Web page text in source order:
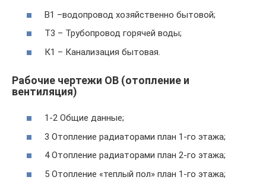
В1 –водопровод хозяйственно бытовой;
Т3 – Трубопровод горячей воды;
К1 – Канализация бытовая.
Рабочие чертежи ОВ (отопление и
вентиляция)
1-2 Общие данные;
3 Отопление радиаторами план 1-го этажа;
4 Отопление радиаторами план 2-го этажа;
5 Отопление «теплый пол» план 1-го этажа;